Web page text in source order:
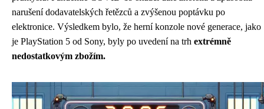
narušení dodavatelských řetězců a zvýšenou poptávku po
elektronice. Výsledkem bylo, že herní konzole nové generace, jako
je PlayStation 5 od Sony, byly po uvedení na trh extrémně
nedostatkovým zbožím.